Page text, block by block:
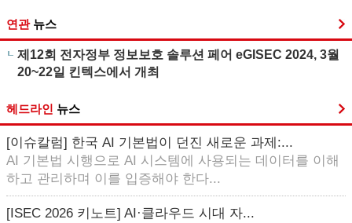
연관 뉴스
제12회 전자정부 정보보호 솔루션 페어 eGISEC 2024, 3월
20~22일 킨텍스에서 개최
헤드라인 뉴스
[이슈칼럼] 한국 AI 기본법이 던진 새로운 과제:...
AI 기본법 시행으로 AI 시스템에 사용되는 데이터를 이해
하고 관리하며 이를 입증해야 한다...
[ISEC 2026 키노트] AI·클라우드 시대 자...